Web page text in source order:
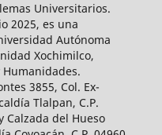
Universitarios.
2025, es una
Autónoma
Xochimilco,
Humanidades.
3855, Col. Ex-
Tlalpan, C.P.
Calzada del Hueso